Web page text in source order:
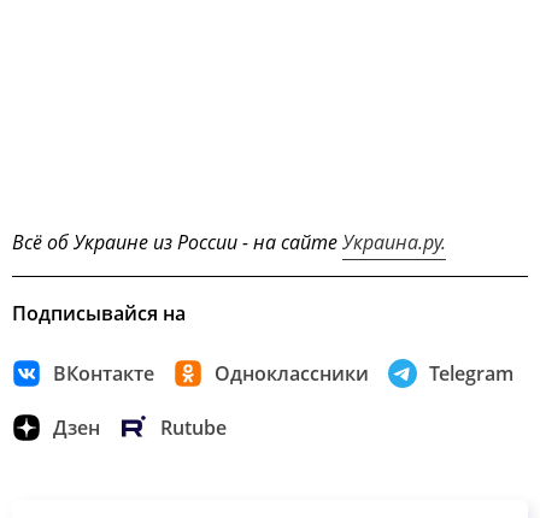
Всё об Украине из России - на сайтеУкраина.ру.
Подписывайся на
ВКонтакте Одноклассники Telegram
Дзен Rutube